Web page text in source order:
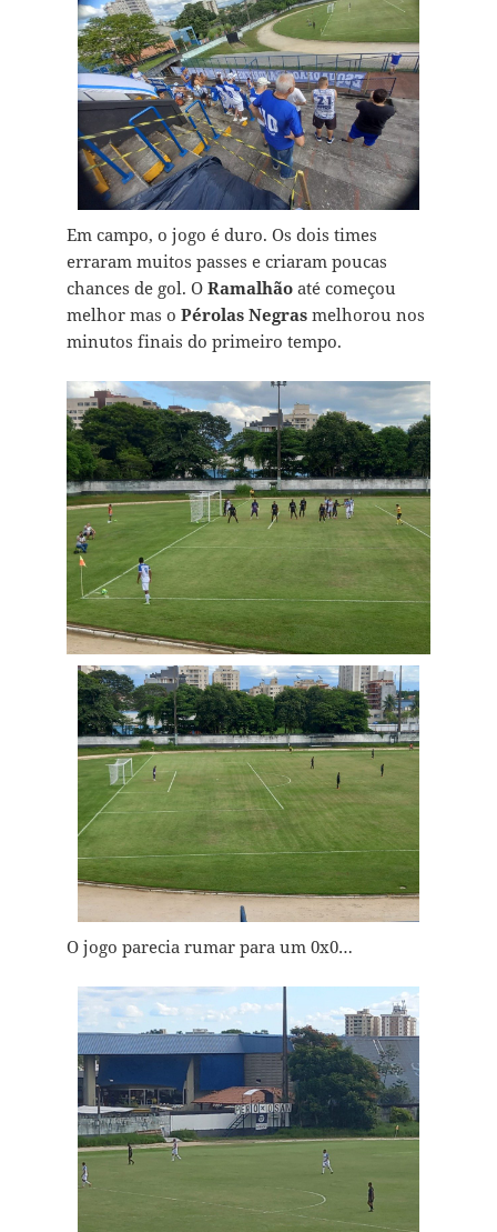
Em campo, o jogo é duro. Os dois times
erraram muitos passes e criaram poucas
chances de gol. O Ramalhãoaté começou
melhor mas o Pérolas Negrasmelhorou nos
minutos finais do primeiro tempo.
O jogo parecia rumar para um 0x0…